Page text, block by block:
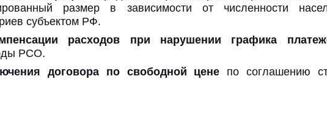
размер в зависимости от численности
субъектом РФ.
расходов при нарушении графика
РСО.
договора по свободной цене по соглашению